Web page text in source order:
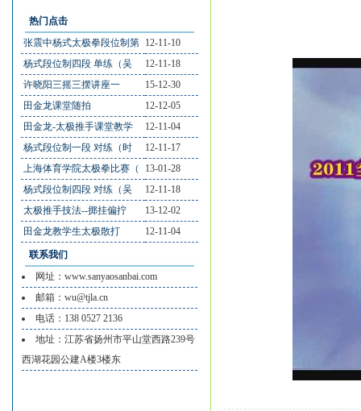
热门点击
张震中杨式太极拳段位制第 12-11-10
杨式段位制四段 单练（吴
12-11-18
许晓阳三摇三摆讲座一
15-12-30
田金龙课堂随拍
12-12-05
田金龙-太极推手课堂教学
12-11-04
杨式段位制一段 对练（时
12-11-17
上海体育学院太极拳比赛（
13-01-28
杨式段位制四段 对练（吴
12-11-18
太极推手技法--掷挂偏拧
13-12-02
田金龙教学生太极散打
12-11-04
联系我们
网址：www.sanyaosanbai.com
邮箱：wu@tjla.cn
电话：138 0527 2136
地址：江苏省扬州市平山堂西路239号
西湖花园公建A楼3楼东